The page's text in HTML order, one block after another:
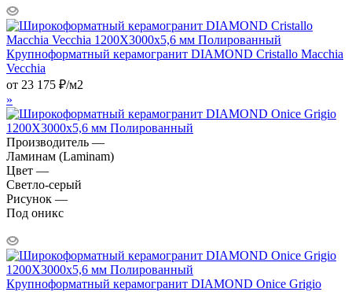
Крупноформатный керамогранит DIAMOND Cristallo Macchia
Vecchia
от 23 175 ₽/м2
»
Производитель —
Ламинам (Laminam)
Цвет —
Светло-серый
Рисунок —
Под оникс
Крупноформатный керамогранит DIAMOND Onice Grigio